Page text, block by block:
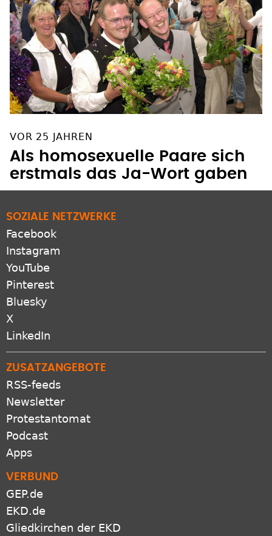
VOR 25 JAHREN
Als homosexuelle Paare sich
erstmals das Ja-Wort gaben
SOZIALE NETZWERKE
Facebook
Instagram
YouTube
Pinterest
Bluesky
X
LinkedIn
ZUSATZANGEBOTE
RSS-feeds
Newsletter
Protestantomat
Podcast
Apps
VERBUND
GEP.de
EKD.de
Gliedkirchen der EKD